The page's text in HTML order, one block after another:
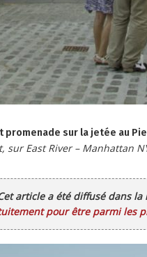
sur la jetée au
sur East River – Manhattan
article a été diffusé dans
pour être parmi les